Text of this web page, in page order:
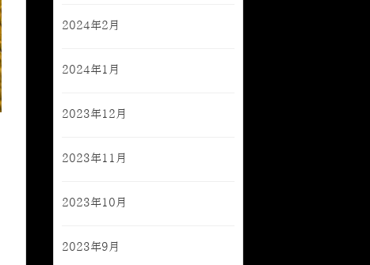
2024年2月
2024年1月
2023年12月
2023年11月
2023年10月
2023年9月